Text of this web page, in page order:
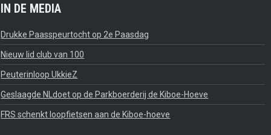
IN DE MEDIA
Drukke Paasspeurtocht op 2e Paasdag
Nieuw lid club van 100
Peuterinloop UkkieZ
Geslaagde NLdoet op de Parkboerderij de Kiboe-Hoeve
FRS schenkt loopfietsen aan de Kiboe-hoeve